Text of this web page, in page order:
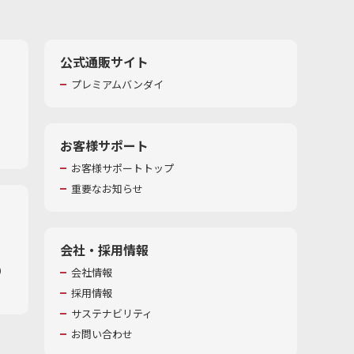
公式通販サイト
プレミアムバンダイ
お客様サポート
お客様サポートトップ
重要なお知らせ
会社・採用情報
会社情報
採用情報
サステナビリティ
お問い合わせ